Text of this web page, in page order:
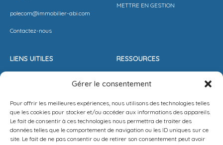
Gérer le consentement
Pour offrir les meilleures expériences, nous utilisons des technologies telles
que les cookies pour stocker et/ou accéder aux informations des appareils.
Le fait de consentir à ces technologies nous permettra de traiter des
données telles que le comportement de navigation ou les ID uniques sur ce
site. Le fait de ne pas consentir ou de retirer son consentement peut avoir
polecom@immobilier-abi.com
Contactez-nous
METTRE EN GESTION
LIENS UITILES
PROPOSEZ VOTRE APPARTEMENT
METTEZ UN BIEN EN VENTE
RESSOURCES
LA SOLUTION IMMO
MENTIONS LÉGALES